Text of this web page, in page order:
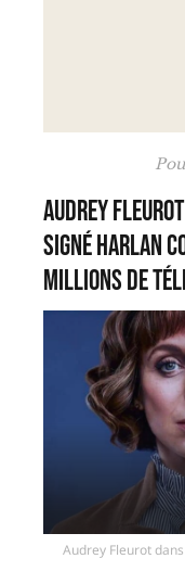
Audrey
signé Harlan
millions de
Audrey Fleurot